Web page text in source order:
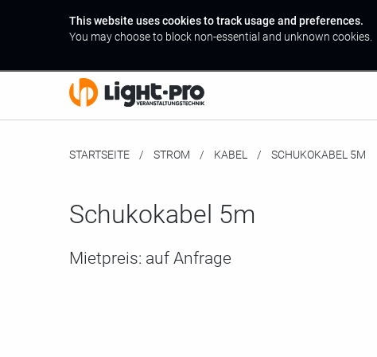
This website uses cookies to track usage and preferences.
You may choose to block non-essential and unknown cookies.
STARTSEITE STROM KABEL MOMENTAN:
SCHUKOKABEL 5M
Schukokabel 5m
Mietpreis: auf Anfrage